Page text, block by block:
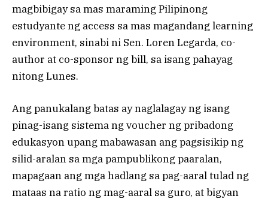
magbibigay sa mas maraming Pilipinong
estudyante ng access sa mas magandang learning
environment, sinabi ni Sen. Loren Legarda, co-
author at co-sponsor ng bill, sa isang pahayag
nitong Lunes.
Ang panukalang batas ay naglalagay ng isang
pinag-isang sistema ng voucher ng pribadong
edukasyon upang mabawasan ang pagsisikip ng
silid-aralan sa mga pampublikong paaralan,
mapagaan ang mga hadlang sa pag-aaral tulad ng
mataas na ratio ng mag-aaral sa guro, at bigyan